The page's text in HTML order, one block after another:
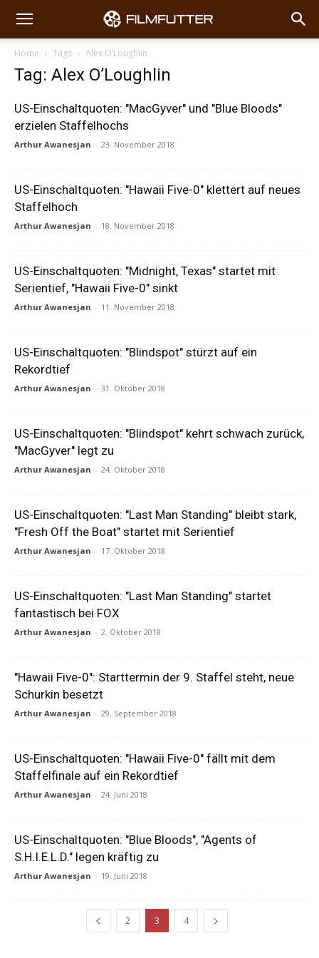
Home Tags Alex O’Loughlin
Tag: Alex O’Loughlin
US-Einschaltquoten: "MacGyver" und "Blue Bloods"
erzielen Staffelhochs
Arthur Awanesjan - 23. November 2018
US-Einschaltquoten: "Hawaii Five-0" klettert auf neues
Staffelhoch
Arthur Awanesjan - 18. November 2018
US-Einschaltquoten: "Midnight, Texas" startet mit
Serientief, "Hawaii Five-0" sinkt
Arthur Awanesjan - 11. November 2018
US-Einschaltquoten: "Blindspot" stürzt auf ein
Rekordtief
Arthur Awanesjan - 31. Oktober 2018
US-Einschaltquoten: "Blindspot" kehrt schwach zurück,
"MacGyver" legt zu
Arthur Awanesjan - 24. Oktober 2018
US-Einschaltquoten: "Last Man Standing" bleibt stark,
"Fresh Off the Boat" startet mit Serientief
Arthur Awanesjan - 17. Oktober 2018
US-Einschaltquoten: "Last Man Standing" startet
fantastisch bei FOX
Arthur Awanesjan - 2. Oktober 2018
"Hawaii Five-0": Starttermin der 9. Staffel steht, neue
Schurkin besetzt
Arthur Awanesjan - 29. September 2018
US-Einschaltquoten: "Hawaii Five-0" fällt mit dem
Staffelfinale auf ein Rekordtief
Arthur Awanesjan - 24. Juni 2018
US-Einschaltquoten: "Blue Bloods", "Agents of
S.H.I.E.L.D." legen kräftig zu
Arthur Awanesjan - 19. Juni 2018
2 3 4